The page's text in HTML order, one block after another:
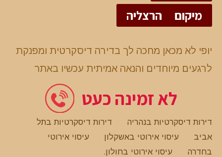
מיקום
הרצליה
יופי לא מכאן מחכה לך בדירה דיסקרטית ומפנקת
לרגעים מיוחדים והנאה אמיתית עכשיו באתר
לא זמינה כעט
דירות דיסקרטיות בנהריה
דירות דיסקרטיות בתל
אביב
עיסוי אירוטי באשקלון
עיסוי אירוטי
בחדרה
עיסוי אירוטי בחולון.